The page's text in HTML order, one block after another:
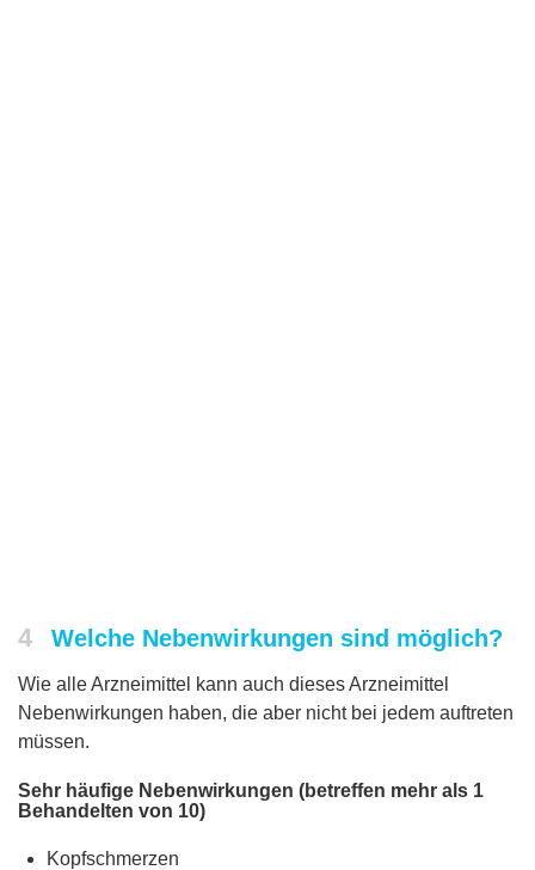
4 Welche Nebenwirkungen sind möglich?
Wie alle Arzneimittel kann auch dieses Arzneimittel
Nebenwirkungen haben, die aber nicht bei jedem auftreten
müssen.
Sehr häufige Nebenwirkungen (betreffen mehr als 1
Behandelten von 10)
Kopfschmerzen